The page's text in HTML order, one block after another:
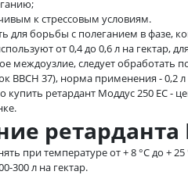
к стрессовым условиям.
для борьбы с полеганием в фазе,
от 0,4 до 0,6 л на гектар,
междоузлие, следует обработать
ВВСН 37), норма применения - 0,2 л
купить ретардант Моддус 250 ЕС -
ретарданта
при температуре от + 8 °С до +
300 л на гектар.